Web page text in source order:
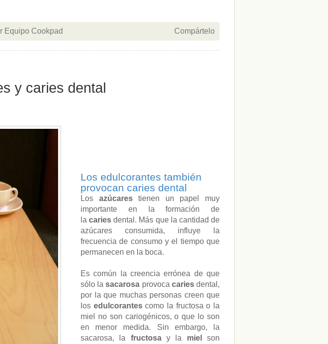
Equipo Cookpad Compártelo
y caries dental
Los edulcorantes también
provocan caries dental
Los azúcarestienen un papel muy
importante en la formación de
lacariesdental. Más que la cantidad de
azúcares consumida, influye la
frecuencia de consumo y el tiempo que
permanecen en la boca.
Es común la creencia errónea de que
sólo lasacarosa provoca cariesdental,
por la que muchas personas creen que
los edulcorantescomo la fructosa o la
miel no son cariogénicos, o que lo son
en menor medida. Sin embargo, la
sacarosa, la fructosay la mielson